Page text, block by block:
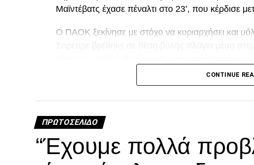
Μαϊντέβατς έχασε πέναλτι στο 23’, που κέρδισε
Ο ΠΑΟΚ ξεκίνησε με στόχο να κυριαρχήσει και
«κεραυνό» του Λαχούντ έξω από την περιοχή,
CONTINUE
ΠΡΩΤΟΣΈΛΙΔΟ
“Έχουμε πολλά